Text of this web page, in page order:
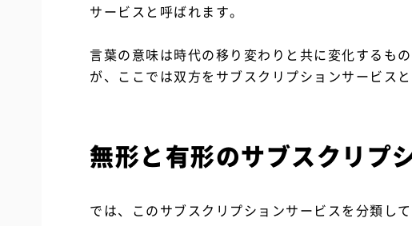
サービスと呼ばれます。
言葉の意味は時代の移り変わりと共に変化するも
が、ここでは双方をサブスクリプションサービスと
無形と有形のサブスクリプ
では、このサブスクリプションサービスを分類し